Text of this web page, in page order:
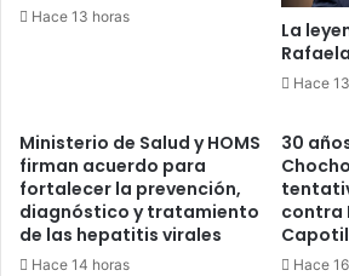
Hace 13 horas
La
Rafaela
Hace
Ministerio de Salud y HOMS
firman acuerdo para
fortalecer la prevención,
diagnóstico y tratamiento
de las hepatitis virales
Hace 14 horas
30
contra
Hace